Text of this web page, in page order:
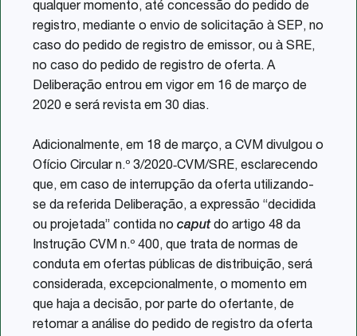
qualquer momento, até concessão do pedido de
registro, mediante o envio de solicitação à SEP, no
caso do pedido de registro de emissor, ou à SRE,
no caso do pedido de registro de oferta. A
Deliberação entrou em vigor em 16 de março de
2020 e será revista em 30 dias.
Adicionalmente, em 18 de março, a CVM divulgou o
Ofício Circular n.º 3/2020‑CVM/SRE, esclarecendo
que, em caso de interrupção da oferta utilizando-
se da referida Deliberação, a expressão “decidida
ou projetada” contida no caputdo artigo 48 da
Instrução CVM n.º 400, que trata de normas de
conduta em ofertas públicas de distribuição, será
considerada, excepcionalmente, o momento em
que haja a decisão, por parte do ofertante, de
retomar a análise do pedido de registro da oferta